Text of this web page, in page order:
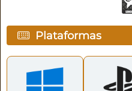
Plataformas